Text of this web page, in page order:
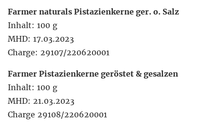
Farmer naturals Pistazienkerne ger. o. Salz
Inhalt: 100 g
MHD: 17.03.2023
Charge: 29107/220620001
Farmer Pistazienkerne geröstet & gesalzen
Inhalt: 100 g
MHD: 21.03.2023
Charge 29108/220620001